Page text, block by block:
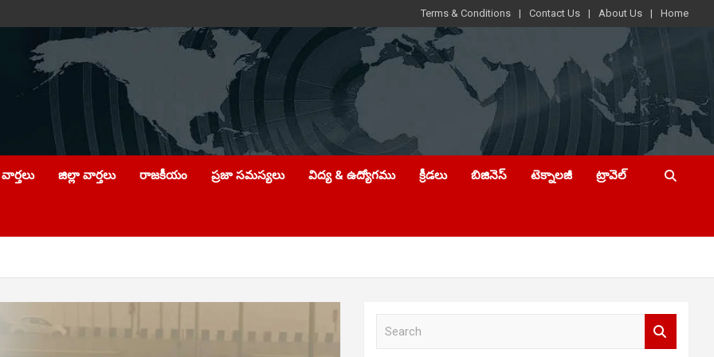
Terms & Conditions Contact Us About Us Home
జిల్లా వార్తలు రాజకీయం ప్రజా సమస్యలు విద్య & ఉద్యోగము క్రీడలు బిజినెస్ టెక్నాలజీ ట్రావెల్